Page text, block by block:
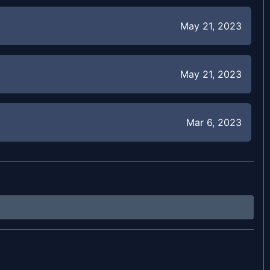
May 21, 2023
May 21, 2023
Mar 6, 2023
Mar 6, 2023